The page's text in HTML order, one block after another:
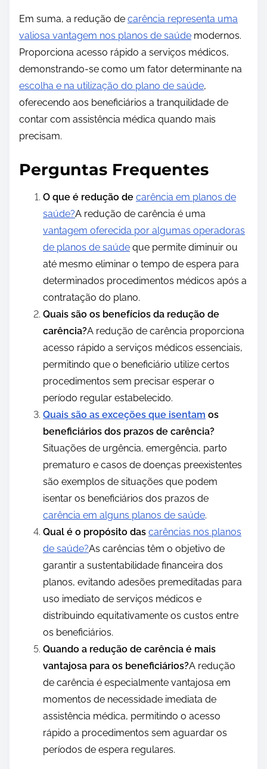
Em suma, a redução de carência representa uma
valiosa vantagem nos planos de saúde modernos.
Proporciona acesso rápido a serviços médicos,
demonstrando-se como um fator determinante na
escolha e na utilização do plano de saúde,
oferecendo aos beneficiários a tranquilidade de
contar com assistência médica quando mais
precisam.
Perguntas Frequentes
O que é redução de carência em planos de
saúde?A redução de carência é uma
vantagem oferecida por algumas operadoras
de planos de saúde que permite diminuir ou
até mesmo eliminar o tempo de espera para
determinados procedimentos médicos após a
contratação do plano.
Quais são os benefícios da redução de
carência?A redução de carência proporciona
acesso rápido a serviços médicos essenciais,
permitindo que o beneficiário utilize certos
procedimentos sem precisar esperar o
período regular estabelecido.
Quais são as exceções que isentam os
beneficiários dos prazos de carência?
Situações de urgência, emergência, parto
prematuro e casos de doenças preexistentes
são exemplos de situações que podem
isentar os beneficiários dos prazos de
carência em alguns planos de saúde.
Qual é o propósito das carências nos planos
de saúde?As carências têm o objetivo de
garantir a sustentabilidade financeira dos
planos, evitando adesões premeditadas para
uso imediato de serviços médicos e
distribuindo equitativamente os custos entre
os beneficiários.
Quando a redução de carência é mais
vantajosa para os beneficiários?A redução
de carência é especialmente vantajosa em
momentos de necessidade imediata de
assistência médica, permitindo o acesso
rápido a procedimentos sem aguardar os
períodos de espera regulares.